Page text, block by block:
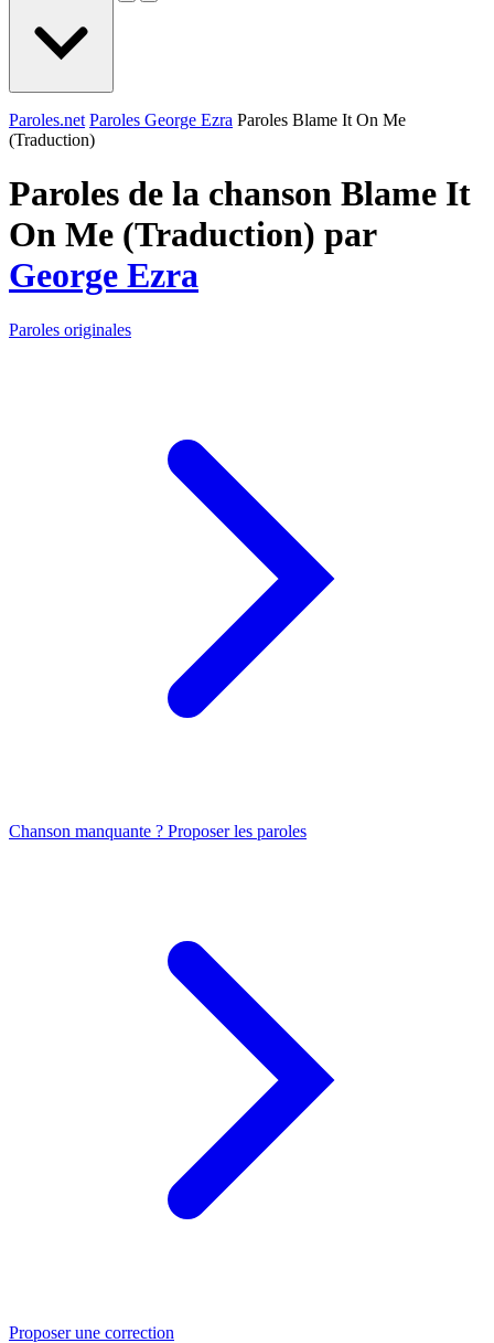
Paroles.net Paroles George Ezra Paroles Blame It On Me
(Traduction)
Paroles de la chanson Blame It
On Me (Traduction) par
George Ezra
Paroles originales
Chanson manquante ? Proposer les paroles
Proposer une correction